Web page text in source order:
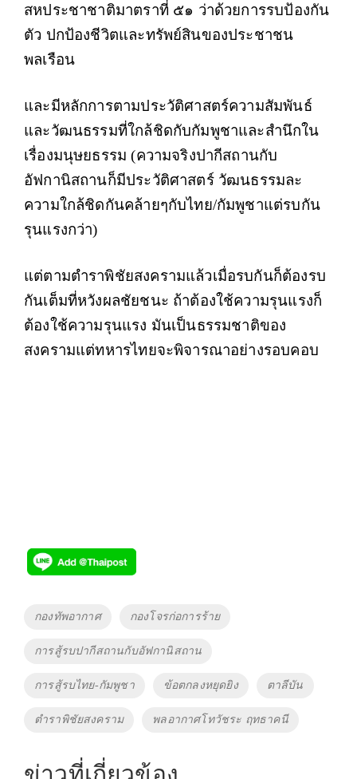
สหประชาชาติมาตราที่ ๕๑ ว่าด้วยการรบป้องกัน
ตัว ปกป้องชีวิตและทรัพย์สินของประชาชน
พลเรือน
และมีหลักการตามประวัติศาสตร์ความสัมพันธ์
และวัฒนธรรมที่ใกล้ชิดกับกัมพูชาและสำนึกใน
เรื่องมนุษยธรรม (ความจริงปากีสถานกับ
อัฟกานิสถานก็มีประวัติศาสตร์ วัฒนธรรมละ
ความใกล้ชิดกันคล้ายๆกับไทย/กัมพูชาแต่รบกัน
รุนแรงกว่า)
แต่ตามตำราพิชัยสงครามแล้วเมื่อรบกันก็ต้องรบ
กันเต็มที่หวังผลชัยชนะ ถ้าต้องใช้ความรุนแรงก็
ต้องใช้ความรุนแรง มันเป็นธรรมชาติของ
สงครามแต่ทหารไทยจะพิจารณาอย่างรอบคอบ
Tags
กองทัพอากาศ กองโจรก่อการร้าย
การสู้รบปากีสถานกับอัฟกานิสถาน
การสู้รบไทย-กัมพูชา ข้อตกลงหยุดยิง ตาลีบัน
ตำราพิชัยสงคราม พลอากาศโทวัชระ ฤทธาคนี
ข่าวที่เกี่ยวข้อง